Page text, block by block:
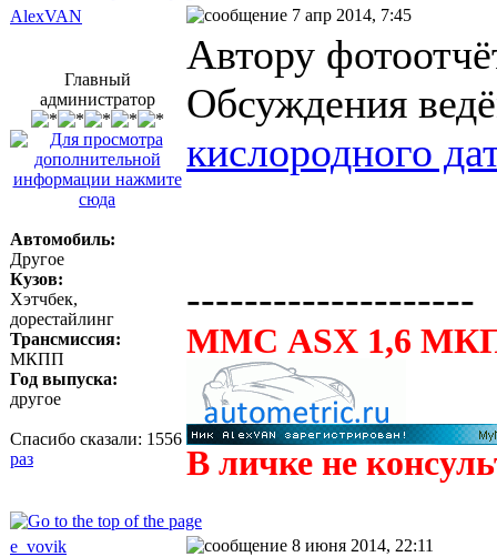
AlexVAN 7 апр 2014, 7:45
Главный
администратор
Автомобиль:
Другое
Кузов:
Хэтчбек,
дорестайлинг
Трансмиссия:
МКПП
Год выпуска:
другое
Спасибо сказали: 1556
раз
Автору
Обсуждения
кислородного
--------------------
ММС ASX 1,6
В личке не
e_vovik 8 июня 2014, 22:11